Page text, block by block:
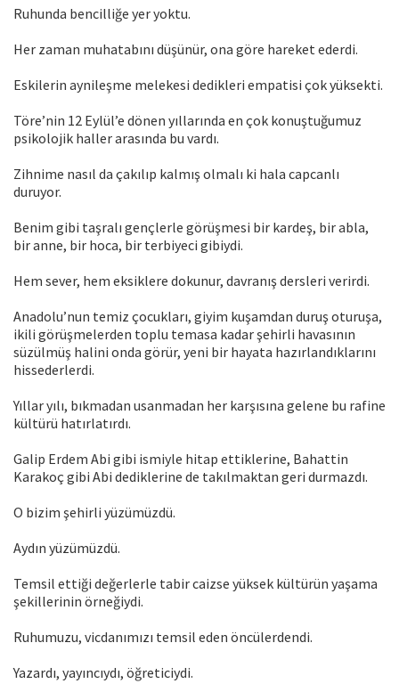
Ruhunda bencilliğe yer yoktu.
Her zaman muhatabını düşünür, ona göre hareket ederdi.
Eskilerin aynileşme melekesi dedikleri empatisi çok yüksekti.
Töre’nin 12 Eylül’e dönen yıllarında en çok konuştuğumuz
psikolojik haller arasında bu vardı.
Zihnime nasıl da çakılıp kalmış olmalı ki hala capcanlı
duruyor.
Benim gibi taşralı gençlerle görüşmesi bir kardeş, bir abla,
bir anne, bir hoca, bir terbiyeci gibiydi.
Hem sever, hem eksiklere dokunur, davranış dersleri verirdi.
Anadolu’nun temiz çocukları, giyim kuşamdan duruş oturuşa,
ikili görüşmelerden toplu temasa kadar şehirli havasının
süzülmüş halini onda görür, yeni bir hayata hazırlandıklarını
hissederlerdi.
Yıllar yılı, bıkmadan usanmadan her karşısına gelene bu rafine
kültürü hatırlatırdı.
Galip Erdem Abi gibi ismiyle hitap ettiklerine, Bahattin
Karakoç gibi Abi dediklerine de takılmaktan geri durmazdı.
O bizim şehirli yüzümüzdü.
Aydın yüzümüzdü.
Temsil ettiği değerlerle tabir caizse yüksek kültürün yaşama
şekillerinin örneğiydi.
Ruhumuzu, vicdanımızı temsil eden öncülerdendi.
Yazardı, yayıncıydı, öğreticiydi.